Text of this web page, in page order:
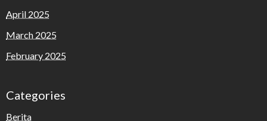
April 2025
March 2025
February 2025
Categories
Berita